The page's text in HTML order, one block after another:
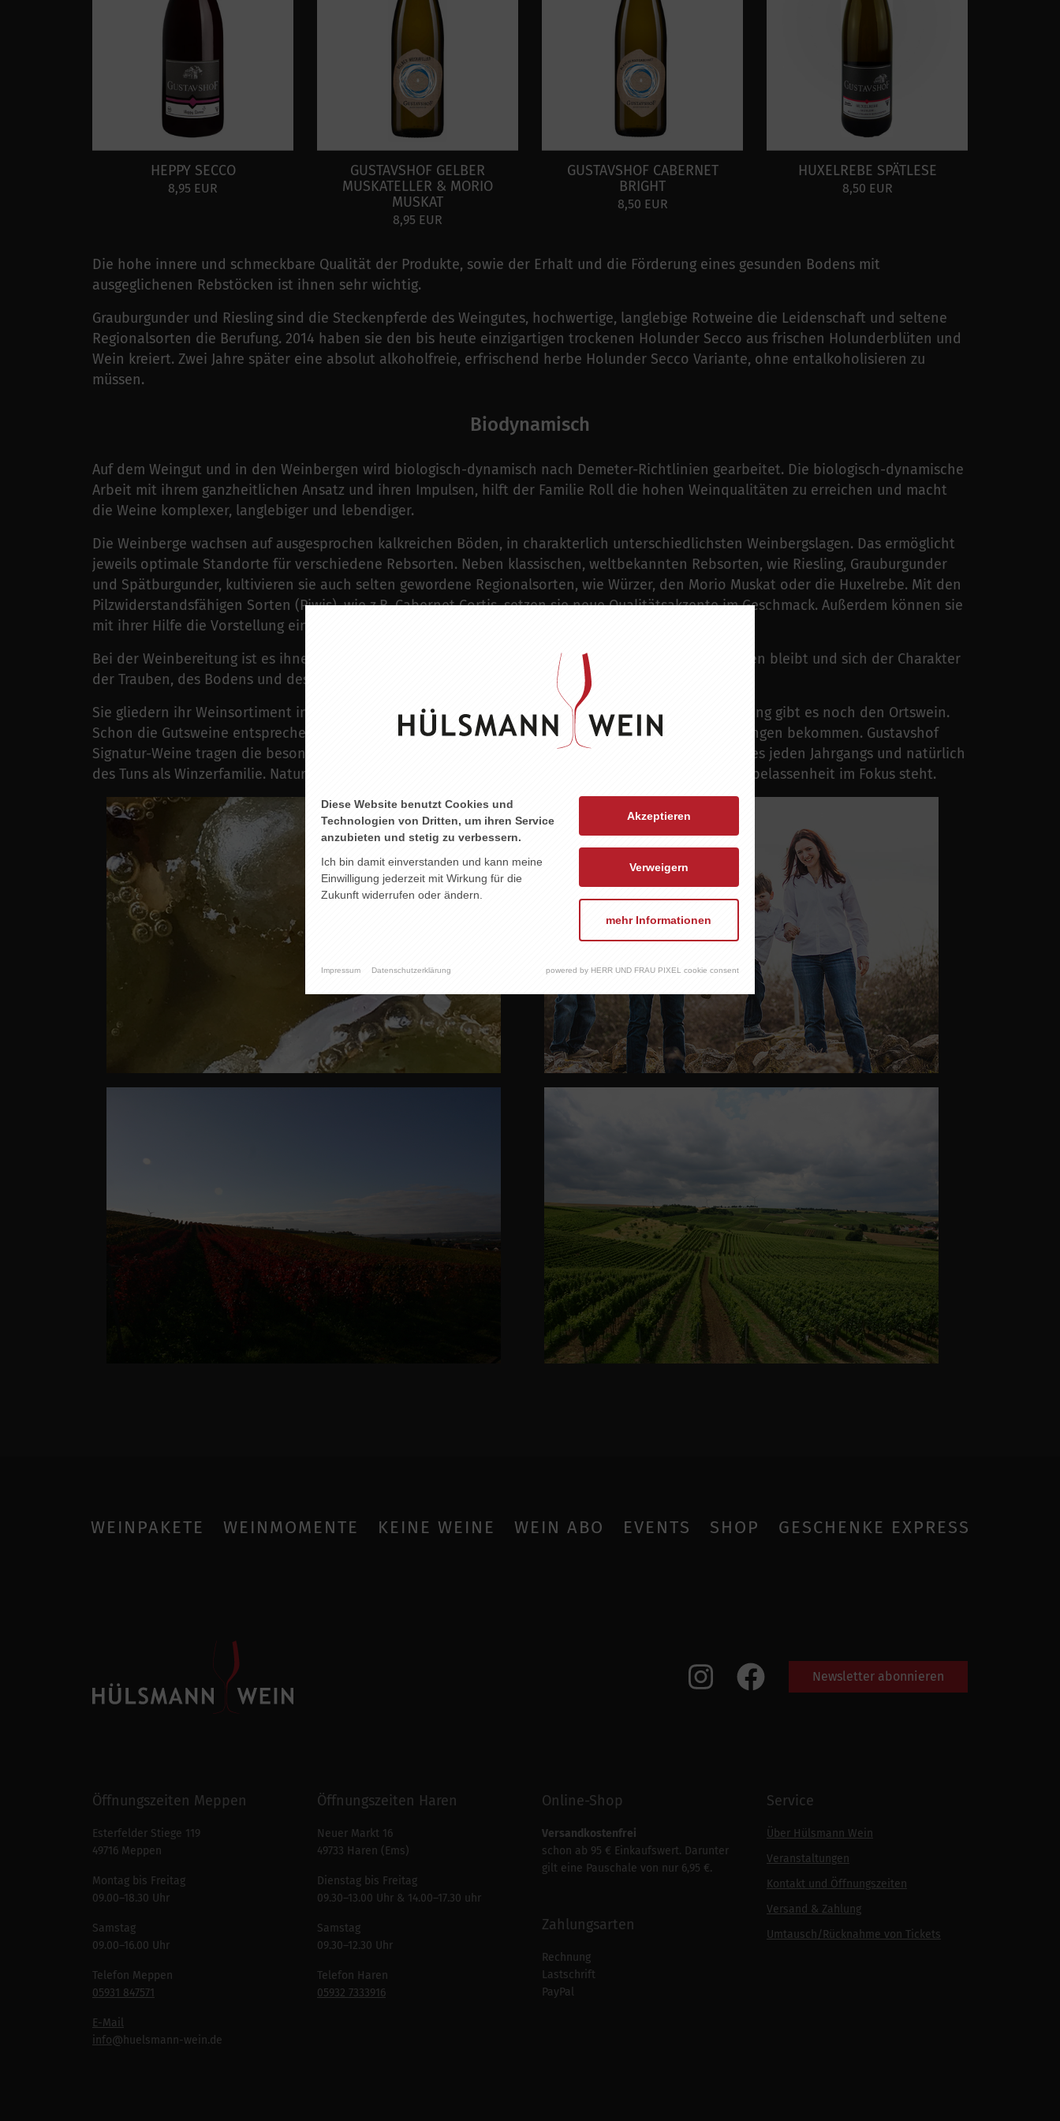
HEPPY SECCO
8,95 EUR
GUSTAVSHOF GELBER
MUSKATELLER & MORIO
MUSKAT
8,95 EUR
GUSTAVSHOF CABERNET
BRIGHT
8,50 EUR
HUXELREBE SPÄTLESE
8,50 EUR
Die hohe innere und schmeckbare Qualität der Produkte, sowie der Erhalt und die Förderung eines gesunden Bodens mit
ausgeglichenen Rebstöcken ist ihnen sehr wichtig.
Grauburgunder und Riesling sind die Steckenpferde des Weingutes, hochwertige, langlebige Rotweine die Leidenschaft und seltene
Regionalsorten die Berufung. 2014 haben sie den bis heute einzigartigen trockenen Holunder Secco aus frischen Holunderblüten und
Wein kreiert. Zwei Jahre später eine absolut alkoholfreie, erfrischend herbe Holunder Secco Variante, ohne entalkoholisieren zu
müssen.
Biodynamisch
Auf dem Weingut und in den Weinbergen wird biologisch-dynamisch nach Demeter-Richtlinien gearbeitet. Die biologisch-dynamische
Arbeit mit ihrem ganzheitlichen Ansatz und ihren Impulsen, hilft der Familie Roll die hohen Weinqualitäten zu erreichen und macht
die Weine komplexer, langlebiger und lebendiger.
Die Weinberge wachsen auf ausgesprochen kalkreichen Böden, in charakterlich unterschiedlichsten Weinbergslagen. Das ermöglicht
jeweils optimale Standorte für verschiedene Rebsorten. Neben klassischen, weltbekannten Rebsorten, wie Riesling, Grauburgunder
und Spätburgunder, kultivieren sie auch selten gewordene Regionalsorten, wie Würzer, den Morio Muskat oder die Huxelrebe. Mit den
Pilzwiderstandsfähigen Sorten (Piwis), wie z.B. Cabernet Cortis, setzen sie neue Qualitätsakzente im Geschmack. Außerdem können sie
mit ihrer Hilfe die Vorstellung eines ressourcenschonenden Weinbaus umsetzen.
Bei der Weinbereitung ist es ihnen besonders wichtig, dass die natürliche Struktur des Weines erhalten bleibt und sich der Charakter
der Trauben, des Bodens und des Jahrgangs in den Weinen widerspiegelt.
Sie gliedern ihr Weinsortiment in “Gutsweine”, “Signatur”-Weine und unfiltrierte Naturweine. Bei Riesling gibt es noch den Ortswein.
Schon die Gutsweine entsprechen einem hohen Qualitätsstandard für den sie regelmäßig Auszeichnungen bekommen. Gustavshof
Signatur-Weine tragen die besondere Handschrift der Böden der besten Lagen, dem Klimaverlauf eines jeden Jahrgangs und natürlich
des Tuns als Winzerfamilie. Naturweine sind eine neue Weinrubrik, bei der die kompromisslose Natur-belassenheit im Fokus steht.
WEINPAKETE WEINMOMENTE KEINE WEINE WEIN ABO EVENTS SHOP GESCHENKE EXPRESS
Newsletter abonnieren
Öffnungszeiten Meppen
Esterfelder Stiege 119
49716 Meppen
Montag bis Freitag
09.00–18.30 Uhr
Samstag
09.00–16.00 Uhr
Telefon Meppen
05931 847571
E-Mail
info@huelsmann-wein.de
Öffnungszeiten Haren
Neuer Markt 16
49733 Haren (Ems)
Dienstag bis Freitag
09.30–13.00 Uhr & 14.00–17.30 uhr
Samstag
09.30–12.30 Uhr
Telefon Haren
05932 7333916
Online-Shop
Versandkostenfrei
schon ab 95 € Einkaufswert. Darunter
gilt eine Pauschale von nur 6,95 €.
Zahlungsarten
Rechnung
Lastschrift
PayPal
Service
Über Hülsmann Wein
Veranstaltungen
Kontakt und Öffnungszeiten
Versand & Zahlung
Umtausch/Rücknahme von Tickets
Diese Website benutzt Cookies und
Technologien von Dritten, um ihren Service
anzubieten und stetig zu verbessern.
Ich bin damit einverstanden und kann meine
Einwilligung jederzeit mit Wirkung für die
Zukunft widerrufen oder ändern.
Akzeptieren
Verweigern
mehr Informationen
Impressum Datenschutzerklärung powered by HERR UND FRAU PIXEL cookie consent